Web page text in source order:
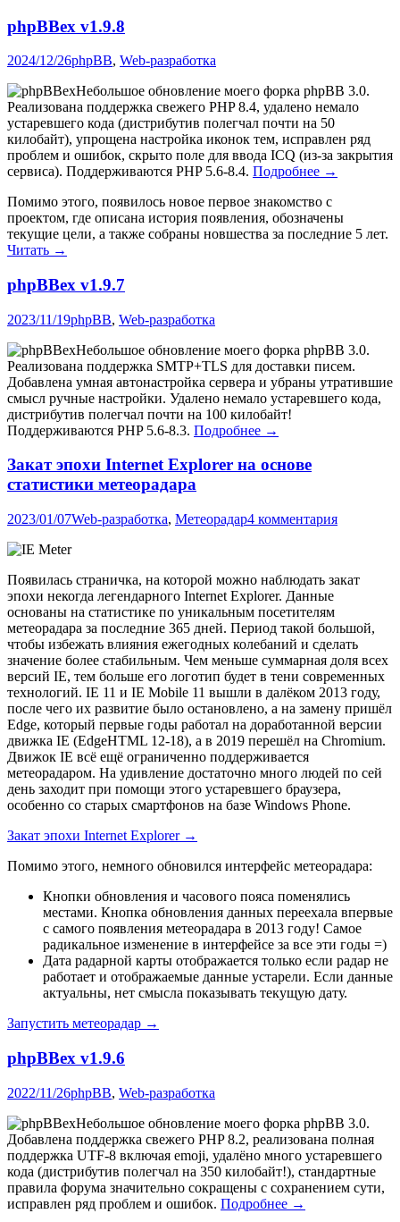
phpBBex v1.9.8
2024/12/26phpBB, Web-разработка
Небольшое обновление моего форка phpBB 3.0.
Реализована поддержка свежего PHP 8.4, удалено немало
устаревшего кода (дистрибутив полегчал почти на 50
килобайт), упрощена настройка иконок тем, исправлен ряд
проблем и ошибок, скрыто поле для ввода ICQ (из-за закрытия
сервиса). Поддерживаются PHP 5.6-8.4. Подробнее →
Помимо этого, появилось новое первое знакомство с
проектом, где описана история появления, обозначены
текущие цели, а также собраны новшества за последние 5 лет.
Читать →
phpBBex v1.9.7
2023/11/19phpBB, Web-разработка
Небольшое обновление моего форка phpBB 3.0.
Реализована поддержка SMTP+TLS для доставки писем.
Добавлена умная автонастройка сервера и убраны утратившие
смысл ручные настройки. Удалено немало устаревшего кода,
дистрибутив полегчал почти на 100 килобайт!
Поддерживаются PHP 5.6-8.3. Подробнее →
Закат эпохи Internet Explorer на основе
статистики метеорадара
2023/01/07Web-разработка, Метеорадар4 комментария
Появилась страничка, на которой можно наблюдать закат
эпохи некогда легендарного Internet Explorer. Данные
основаны на статистике по уникальным посетителям
метеорадара за последние 365 дней. Период такой большой,
чтобы избежать влияния ежегодных колебаний и сделать
значение более стабильным. Чем меньше суммарная доля всех
версий IE, тем больше его логотип будет в тени современных
технологий. IE 11 и IE Mobile 11 вышли в далёком 2013 году,
после чего их развитие было остановлено, а на замену пришёл
Edge, который первые годы работал на доработанной версии
движка IE (EdgeHTML 12-18), а в 2019 перешёл на Chromium.
Движок IE всё ещё ограниченно поддерживается
метеорадаром. На удивление достаточно много людей по сей
день заходит при помощи этого устаревшего браузера,
особенно со старых смартфонов на базе Windows Phone.
Закат эпохи Internet Explorer →
Помимо этого, немного обновился интерфейс метеорадара:
Кнопки обновления и часового пояса поменялись
местами. Кнопка обновления данных переехала впервые
с самого появления метеорадара в 2013 году! Самое
радикальное изменение в интерфейсе за все эти годы =)
Дата радарной карты отображается только если радар не
работает и отображаемые данные устарели. Если данные
актуальны, нет смысла показывать текущую дату.
Запустить метеорадар →
phpBBex v1.9.6
2022/11/26phpBB, Web-разработка
Небольшое обновление моего форка phpBB 3.0.
Добавлена поддержка свежего PHP 8.2, реализована полная
поддержка UTF-8 включая emoji, удалёно много устаревшего
кода (дистрибутив полегчал на 350 килобайт!), стандартные
правила форума значительно сокращены с сохранением сути,
исправлен ряд проблем и ошибок. Подробнее →